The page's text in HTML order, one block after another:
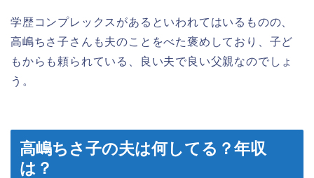
学歴コンプレックスがあるといわれてはいるものの、
高嶋ちさ子さんも夫のことをべた褒めしており、子ど
もからも頼られている、良い夫で良い父親なのでしょ
う。
高嶋ちさ子の夫は何してる？年収
は？